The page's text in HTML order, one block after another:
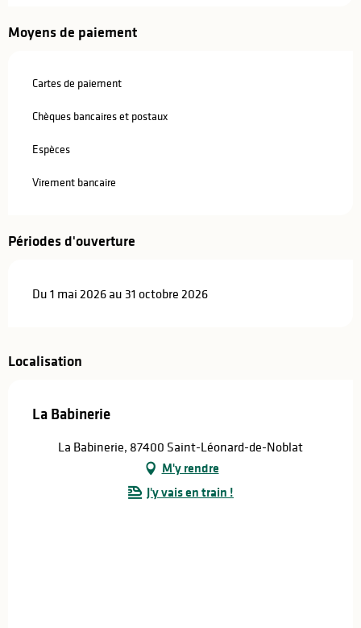
Moyens de paiement
Cartes de paiement
Chèques bancaires et postaux
Espèces
Virement bancaire
Périodes d'ouverture
Du 1 mai 2026 au 31 octobre 2026
Localisation
La Babinerie
La Babinerie, 87400 Saint-Léonard-de-Noblat
M'y rendre
J'y vais en train !